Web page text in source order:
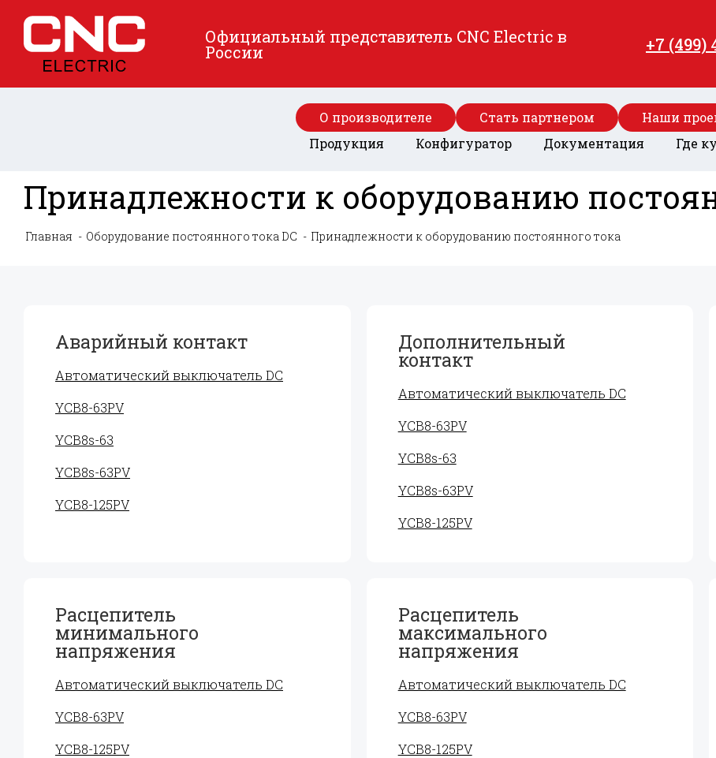
Официальный представитель CNC Electric в
России +7 (499)
О производителе Стать партнером
Наши
Продукция
Конфигуратор Документация Где
Принадлежности к оборудованию
Главная Оборудование постоянного тока DC Принадлежности к оборудованию постоянного тока
Аварийный контакт
Автоматический выключатель DC
YCB8-63PV
YCB8s-63
YCB8s-63PV
YCB8-125PV
Дополнительный
контакт
Автоматический выключатель DC
YCB8-63PV
YCB8s-63
YCB8s-63PV
YCB8-125PV
Расцепитель
минимального
напряжения
Автоматический выключатель DC
YCB8-63PV
YCB8-125PV
Расцепитель
максимального
напряжения
Автоматический выключатель DC
YCB8-63PV
YCB8-125PV